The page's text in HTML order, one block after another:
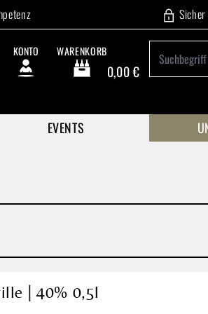
KONTO WARENKORB
0,00 €
Warenkorb enthält 0
EVENTS
| 40% 0,5l